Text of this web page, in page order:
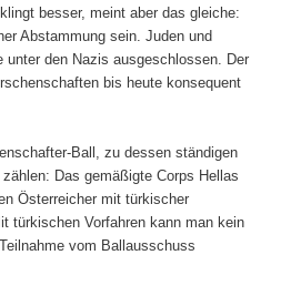
besser, meint aber das gleiche:
Abstammung sein. Juden und
unter den Nazis ausgeschlossen. Der
bis heute konsequent
Ball, zu dessen ständigen
Das gemäßigte Corps Hellas
Österreicher mit türkischer
türkischen Vorfahren kann man kein
vom Ballausschuss